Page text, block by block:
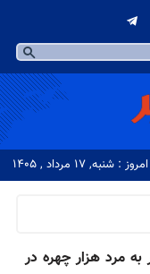
امروز : شنبه, ۱۷ مرداد , ۱۴۰۵
مرد هزار چهره در